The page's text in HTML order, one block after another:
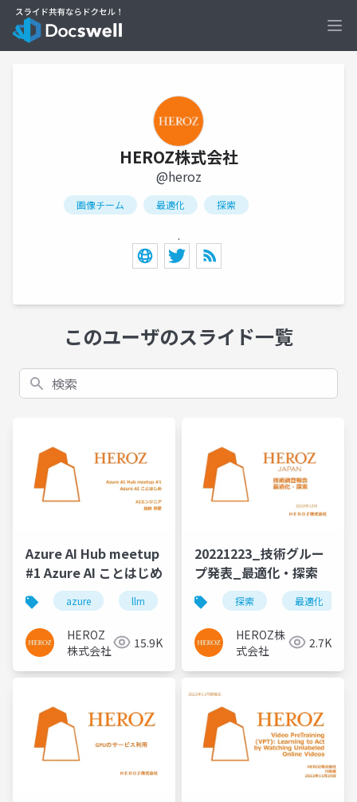
HEROZ株式会社
@heroz
画像チーム 最適化 探索
.
このユーザのスライド一覧
検索
Azure AI Hub meetup
#1 Azure AI ことはじめ
azure llm
HEROZ
株式会社
15.9K
20221223_技術グルー
プ発表_最適化・探索
探索 最適化
HEROZ株
式会社
2.7K